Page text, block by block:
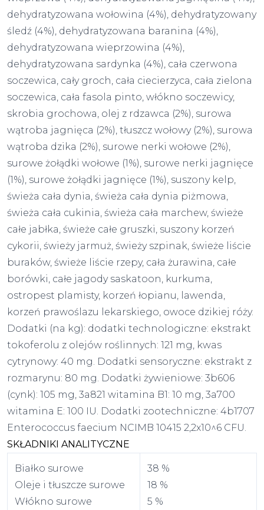
dehydratyzowana wołowina (4%), dehydratyzowany
śledź (4%), dehydratyzowana baranina (4%),
dehydratyzowana wieprzowina (4%),
dehydratyzowana sardynka (4%), cała czerwona
soczewica, cały groch, cała ciecierzyca, cała zielona
soczewica, cała fasola pinto, włókno soczewicy,
skrobia grochowa, olej z rdzawca (2%), surowa
wątroba jagnięca (2%), tłuszcz wołowy (2%), surowa
wątroba dzika (2%), surowe nerki wołowe (2%),
surowe żołądki wołowe (1%), surowe nerki jagnięce
(1%), surowe żołądki jagnięce (1%), suszony kelp,
świeża cała dynia, świeża cała dynia piżmowa,
świeża cała cukinia, świeża cała marchew, świeże
całe jabłka, świeże całe gruszki, suszony korzeń
cykorii, świeży jarmuż, świeży szpinak, świeże liście
buraków, świeże liście rzepy, cała żurawina, całe
borówki, całe jagody saskatoon, kurkuma,
ostropest plamisty, korzeń łopianu, lawenda,
korzeń prawoślazu lekarskiego, owoce dzikiej róży.
Dodatki (na kg): dodatki technologiczne: ekstrakt
tokoferolu z olejów roślinnych: 121 mg, kwas
cytrynowy: 40 mg. Dodatki sensoryczne: ekstrakt z
rozmarynu: 80 mg. Dodatki żywieniowe: 3b606
(cynk): 105 mg, 3a821 witamina B1: 10 mg, 3a700
witamina E: 100 IU. Dodatki zootechniczne: 4b1707
Enterococcus faecium NCIMB 10415 2,2x10^6 CFU.
SKŁADNIKI ANALITYCZNE
Białko surowe
Oleje i tłuszcze surowe
Włókno surowe
38 %
18 %
5 %